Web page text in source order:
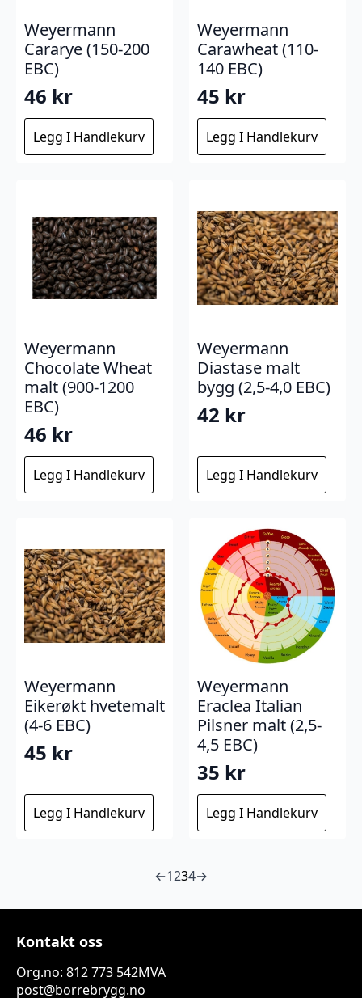
Weyermann
Cararye (150-200
EBC)
46 kr
Legg I Handlekurv
Weyermann
Carawheat (110-
140 EBC)
45 kr
Legg I Handlekurv
Weyermann
Chocolate Wheat
malt (900-1200
EBC)
46 kr
Legg I Handlekurv
Weyermann
Diastase malt
bygg (2,5-4,0 EBC)
42 kr
Legg I Handlekurv
Weyermann
Eikerøkt hvetemalt
(4-6 EBC)
45 kr
Legg I Handlekurv
Weyermann
Eraclea Italian
Pilsner malt (2,5-
4,5 EBC)
35 kr
Legg I Handlekurv
←1234→
Kontakt oss
Org.no: 812 773 542MVA
post@borrebrygg.no